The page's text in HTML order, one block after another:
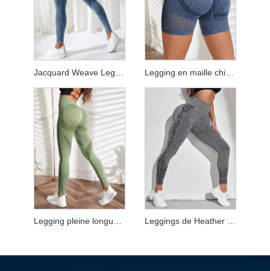
Legging en maille chinée
Legging pleine longueur en maille chinée Leggings de Heather Leopard pleine longueur